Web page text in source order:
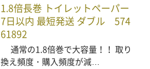
1.8倍長巻 トイレットペーパー
7日以内 最短発送 ダブル 574
61892
通常の1.8倍巻で大容量！！ 取り
換え頻度・購入頻度が減…